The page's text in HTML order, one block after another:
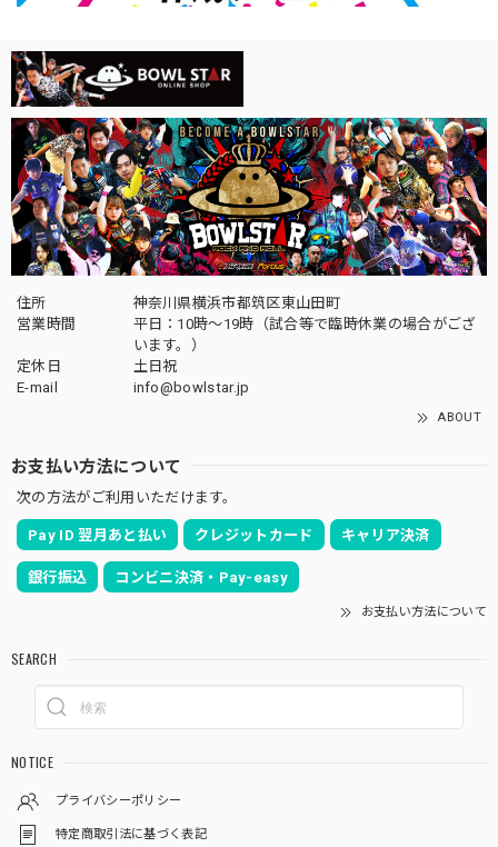
住所
神奈川県横浜市都筑区東山田町
営業時間
平日：10時～19時（試合等で臨時休業の場合がござ
います。）
定休日
土日祝
E-mail
info@bowlstar.jp
ABOUT
お支払い方法について
次の方法がご利用いただけます。
Pay ID 翌月あと払い クレジットカード キャリア決済
銀行振込 コンビニ決済・Pay-easy
お支払い方法について
SEARCH
NOTICE
プライバシーポリシー
特定商取引法に基づく表記